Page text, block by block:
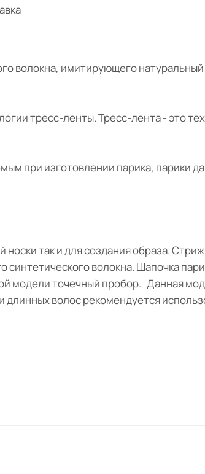
волокна, имитирующего
тресс-ленты. Тресс-лента - это
при изготовлении парика, парики
носки так и для создания образа.
синтетического волокна. Шапочка
модели точечный пробор. Данная
волос рекомендуется